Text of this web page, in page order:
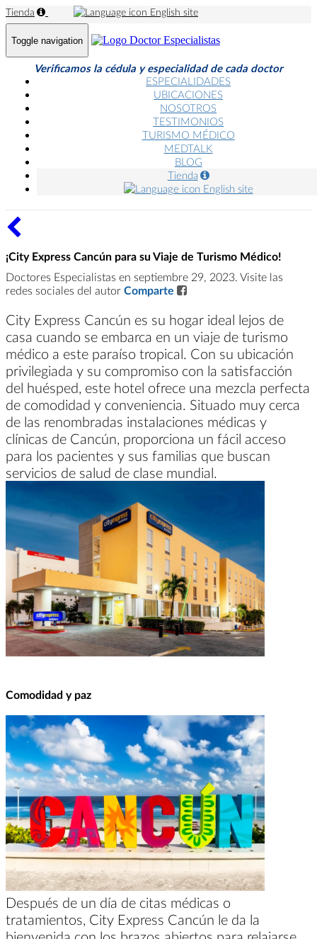
Tienda English site
Toggle navigation
Verificamos la cédula y especialidad de cada doctor
ESPECIALIDADES
UBICACIONES
NOSOTROS
TESTIMONIOS
TURISMO MÉDICO
MEDTALK
BLOG
Tienda
English site
¡City Express Cancún para su Viaje de Turismo Médico!
Doctores Especialistas en septiembre 29, 2023. Visite las
redes sociales del autor Comparte
City Express Cancún es su hogar ideal lejos de
casa cuando se embarca en un viaje de turismo
médico a este paraíso tropical. Con su ubicación
privilegiada y su compromiso con la satisfacción
del huésped, este hotel ofrece una mezcla perfecta
de comodidad y conveniencia. Situado muy cerca
de las renombradas instalaciones médicas y
clínicas de Cancún, proporciona un fácil acceso
para los pacientes y sus familias que buscan
servicios de salud de clase mundial.
Comodidad y paz
Después de un día de citas médicas o
tratamientos, City Express Cancún le da la